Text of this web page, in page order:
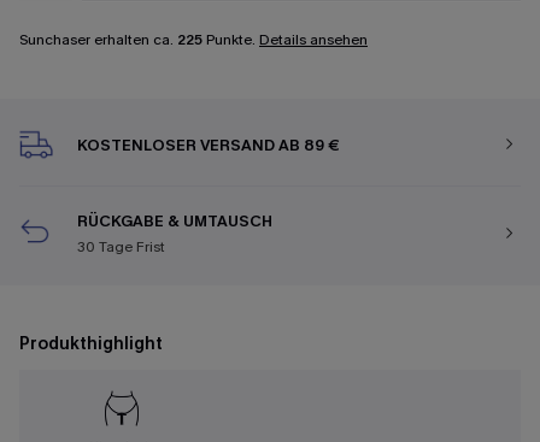
Sunchaser erhalten ca. 225 Punkte. Details ansehen
KOSTENLOSER VERSAND AB 89 €
RÜCKGABE & UMTAUSCH
30 Tage Frist
Produkthighlight